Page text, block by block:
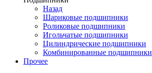
Назад
Шариковые подшипники
Роликовые подшипники
Игольчатые подшипники
Цилиндрические подшипники
Комбинированные подшипники
Прочее